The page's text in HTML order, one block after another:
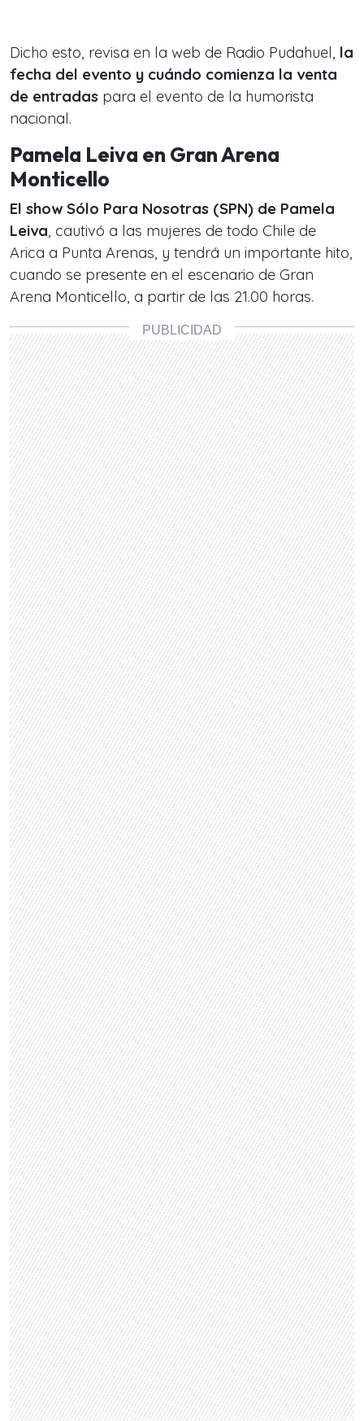
Dicho esto, revisa en la web de Radio Pudahuel, la
fecha del evento y cuándo comienza la venta
de entradas para el evento de la humorista
nacional.
Pamela Leiva en Gran Arena
Monticello
El show Sólo Para Nosotras (SPN) de Pamela
Leiva, cautivó a las mujeres de todo Chile de
Arica a Punta Arenas, y tendrá un importante hito,
cuando se presente en el escenario de Gran
Arena Monticello, a partir de las 21.00 horas.